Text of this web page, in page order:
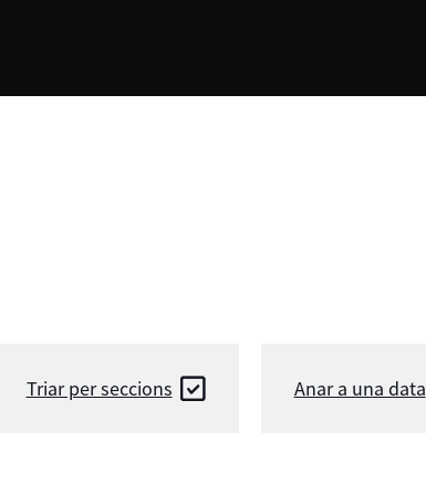
Triar per seccions Anar a una data